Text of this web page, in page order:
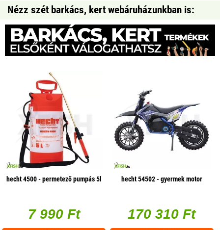
Nézz szét barkács, kert webáruházunkban is:
hecht 4500 - permetező pumpás 5l
7 990 Ft
hecht 54502 - gyermek motor
170 310 Ft